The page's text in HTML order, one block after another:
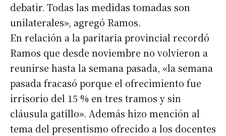
debatir. Todas las medidas tomadas son
unilaterales», agregó Ramos.
En relación a la paritaria provincial recordó
Ramos que desde noviembre no volvieron a
reunirse hasta la semana pasada, «la semana
pasada fracasó porque el ofrecimiento fue
irrisorio del 15 % en tres tramos y sin
cláusula gatillo». Además hizo mención al
tema del presentismo ofrecido a los docentes